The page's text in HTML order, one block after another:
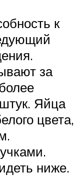
к
за
Яйца
цвета,
ниже.